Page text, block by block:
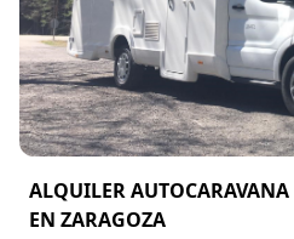
ALQUILER
EN ZARAGOZA